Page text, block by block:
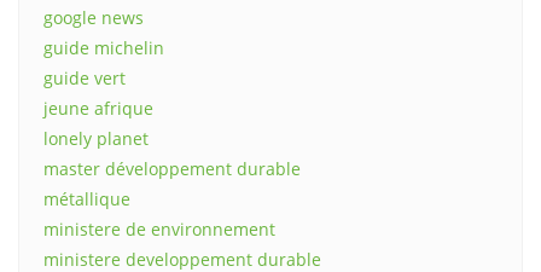
google news
guide michelin
guide vert
jeune afrique
lonely planet
master développement durable
métallique
ministere de environnement
ministere developpement durable